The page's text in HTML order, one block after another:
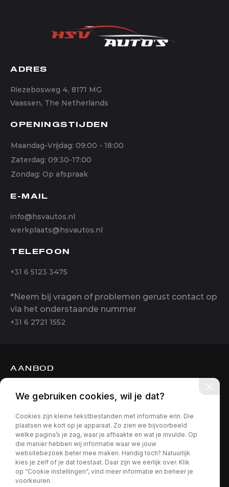
ADRES
Riezebosweg 4, 8171 MG
Vaassen, The Netherlands
OPENINGSTIJDEN
Maandag-Vrijdag: 09:00 - 18:00
Zaterdag: 09:30-17:00
Zondag: Op afspraak
E-MAIL
info@hsvautos.nl
werkplaats@hsvautos.nl
TELEFOON
+31 6 5123 3475
*Neem bij vragen of problemen gerust contact op
via het onderstaande nummer
+31 6 2721 1552
AANBOD
OVER ONS
CONTACT
We gebruiken cookies, wil je dat?
Cookies zijn kleine tekstbestanden met informatie erin. Die
plaatsen we kort op je apparaat. Zo zien we bijvoorbeeld
welke pagina’s je zag, waar je afhaakte en wat je invulde. Op
die manier hebben wij informatie waar we jouw
websitebezoek beter mee maken. Handig toch? Natuurlijk
kies je zelf of je dat toestaat. Daar zijn we eerlijk over. Klik
op “Cookie instellingen”, vind meer informatie en beheer je
voorkeuren.